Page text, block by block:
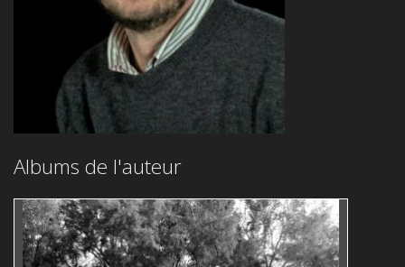
Albums de l'auteur